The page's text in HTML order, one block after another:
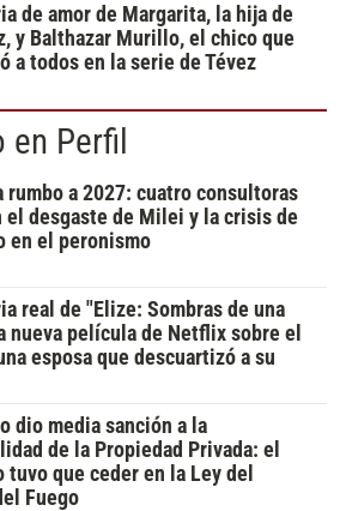
de amor de Margarita, la hija de
y Balthazar Murillo, el chico que
a todos en la serie de Tévez
en Perfil
rumbo a 2027: cuatro consultoras
el desgaste de Milei y la crisis de
en el peronismo
real de "Elize: Sombras de una
nueva película de Netflix sobre el
esposa que descuartizó a su
dio media sanción a la
de la Propiedad Privada: el
tuvo que ceder en la Ley del
Fuego